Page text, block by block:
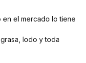
en el mercado lo tiene
lodo y toda